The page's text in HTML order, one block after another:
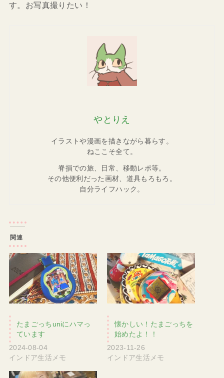
す。お写真撮りたい！
やとりえ
イラストや漫画を描きながら暮らす。
ねここそ全て。
脊損での旅、日常、移動レポ等。
その他便利だった画材、道具もろもろ。
自分ライフハック。
関連
たまごっちuniにハマっ
ています
2024-08-04
インドア生活メモ
懐かしい！たまごっちを
始めたよ！！
2023-11-26
インドア生活メモ